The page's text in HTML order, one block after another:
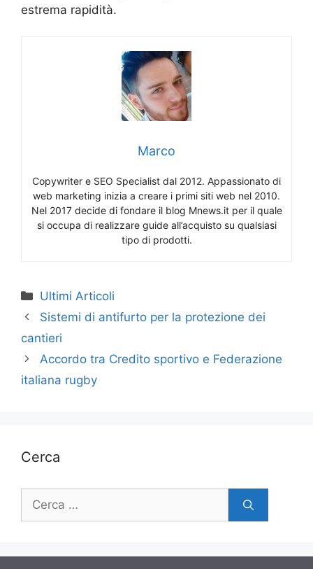
estrema rapidità.
Marco
Copywriter e SEO Specialist dal 2012. Appassionato di
web marketing inizia a creare i primi siti web nel 2010.
Nel 2017 decide di fondare il blog Mnews.it per il quale
si occupa di realizzare guide all’acquisto su qualsiasi
tipo di prodotti.
Categorie
Ultimi Articoli
Sistemi di antifurto per la protezione dei
cantieri
Accordo tra Credito sportivo e Federazione
italiana rugby
Cerca
Ricerca